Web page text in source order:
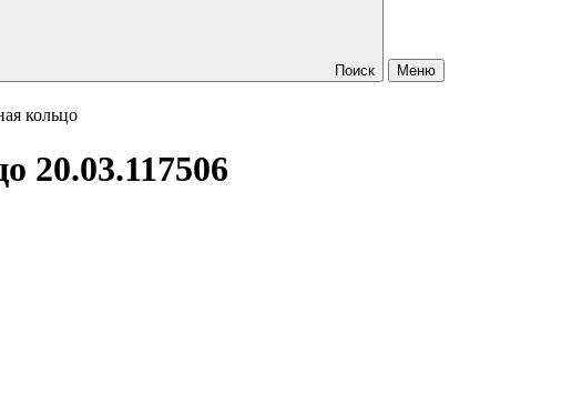
Поиск Меню
кольцо
20.03.117506